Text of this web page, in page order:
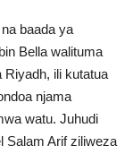
baada ya
Bella walituma
ili kutatua
njama
watu. Juhudi
Salam Arif ziliweza